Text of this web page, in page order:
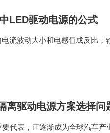
LED驱动电源的公式
流波动大小和电感值成反比
离驱动电源方案选择问
代表，正逐渐成为全球汽车